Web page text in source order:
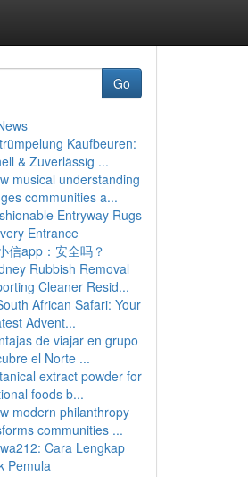
Go
Kaufbeuren:
& Zuverlässig ...
musical understanding
communities a...
Entryway Rugs
Entrance
信app：安全吗？
Rubbish Removal
Cleaner Resid...
African Safari: Your
Advent...
de viajar en grupo
el Norte ...
extract powder for
foods b...
modern philanthropy
communities ...
Cara Lengkap
Pemula